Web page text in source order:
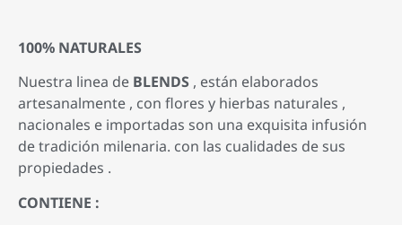
100% NATURALES
Nuestra linea de BLENDS , están elaborados
artesanalmente , con flores y hierbas naturales ,
nacionales e importadas son una exquisita infusión
de tradición milenaria. con las cualidades de sus
propiedades .
CONTIENE :